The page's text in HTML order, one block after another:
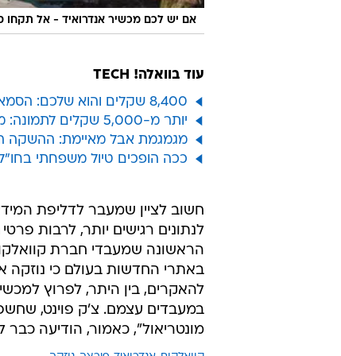
אם יש לכם מכשיר אנדרואיד - אל תקחו
עוד בוואלה! TECH
8,400 שקלים והוא שלכם: הסמארטפון המתקפל של וואווי מגיע לחנויות
יותר מ-5,000 שקלים לתמונה: מחירון המשפיענים "הקטנים" נחשף
מגמגמת אבל מאיימת: ההשקה
ככה הופכים טיול משפחתי
חשוב לציין שמעבר לדליפת
לנתונים רגישים יותר, לרבות
הראשונה שמעבדי חברת
באתרי החדשות בעולם כי
להאקרים, בין היתר, לפרוץ
במעבדים עצמם. צ'ק פוינט,
מונטריאול", כאמור, הודיעה כבר